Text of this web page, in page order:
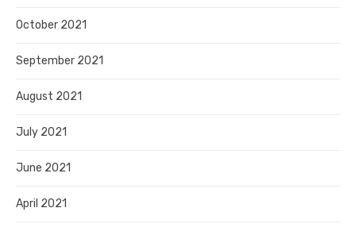
October 2021
September 2021
August 2021
July 2021
June 2021
April 2021